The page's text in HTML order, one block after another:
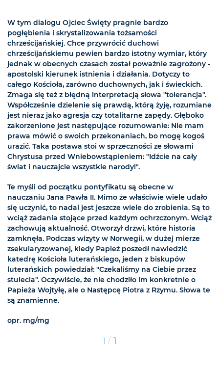
W tym dialogu Ojciec Święty pragnie bardzo
pogłębienia i skrystalizowania tożsamości
chrześcijańskiej. Chce przywrócić duchowi
chrześcijańskiemu pewien bardzo istotny wymiar, który
jednak w obecnych czasach został poważnie zagrożony -
apostolski kierunek istnienia i działania. Dotyczy to
całego Kościoła, zarówno duchownych, jak i świeckich.
Zmaga się też z błędną interpretacją słowa "tolerancja".
Współcześnie dzielenie się prawdą, którą żyję, rozumiane
jest nieraz jako agresja czy totalitarne zapędy. Głęboko
zakorzenione jest następujące rozumowanie: Nie mam
prawa mówić o swoich przekonaniach, bo mogę kogoś
urazić. Taka postawa stoi w sprzeczności ze słowami
Chrystusa przed Wniebowstąpieniem: "Idźcie na cały
świat i nauczajcie wszystkie narody!".
Te myśli od początku pontyfikatu są obecne w
nauczaniu Jana Pawła II. Mimo że właściwie wiele udało
się uczynić, to nadal jest jeszcze wiele do zrobienia. Są to
wciąż zadania stojące przed każdym ochrzczonym. Wciąż
zachowują aktualność. Otworzył drzwi, które historia
zamknęła. Podczas wizyty w Norwegii, w dużej mierze
zsekularyzowanej, kiedy Papież poszedł nawiedzić
katedrę Kościoła luterańskiego, jeden z biskupów
luterańskich powiedział: "Czekaliśmy na Ciebie przez
stulecia". Oczywiście, że nie chodziło im konkretnie o
Papieża Wojtyłę, ale o Następcę Piotra z Rzymu. Słowa te
są znamienne.
opr. mg/mg
1 / 1